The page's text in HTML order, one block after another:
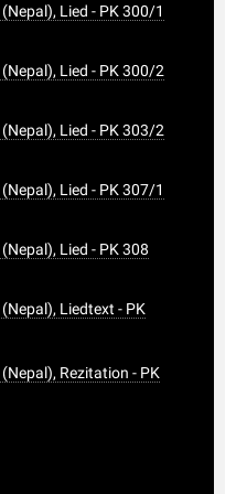
Lied - PK 300/1
Lied - PK 300/2
Lied - PK 303/2
Lied - PK 307/1
Lied - PK 308
Liedtext - PK
Rezitation - PK